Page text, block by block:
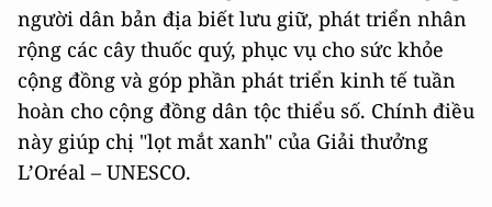
người dân bản địa biết lưu giữ, phát triển nhân
rộng các cây thuốc quý, phục vụ cho sức khỏe
cộng đồng và góp phần phát triển kinh tế tuần
hoàn cho cộng đồng dân tộc thiểu số. Chính điều
này giúp chị "lọt mắt xanh" của Giải thưởng
L’Oréal – UNESCO.